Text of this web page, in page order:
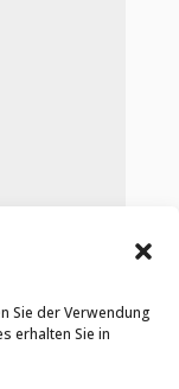
Sie der Verwendung
erhalten Sie in